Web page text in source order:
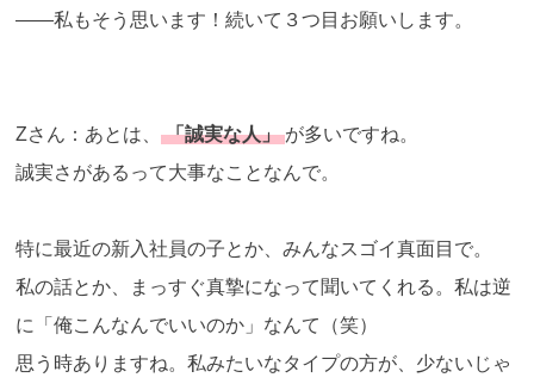
――私もそう思います！続いて３つ目お願いします。
Zさん：あとは、「誠実な人」が多いですね。
誠実さがあるって大事なことなんで。
特に最近の新入社員の子とか、みんなスゴイ真面目で。
私の話とか、まっすぐ真摯になって聞いてくれる。私は逆
に「俺こんなんでいいのか」なんて（笑）
思う時ありますね。私みたいなタイプの方が、少ないじゃ